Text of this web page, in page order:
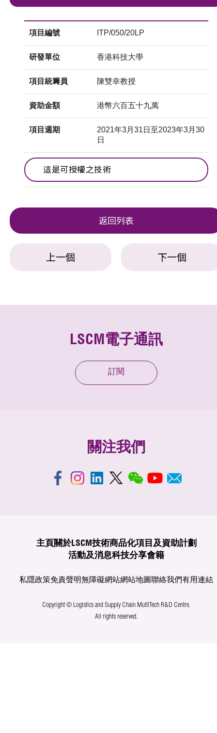
項目編號 ITP/050/20LP
研發單位 香港科技大學
項目統籌員 陳雙幸教授
資助金額 港幣六百五十九萬
項目週期
2021年3月31日至2023年3月30
日
這是可授權之技術
返回列表
上一個 下一個
LSCM電子通訊
訂閱
關注我們
主頁 關於LSCM技術商品化項目及資助計劃
活動及消息科技分享會籍
私隱政策免責聲明無障礙網站網站地圖聯絡我們有用連結
Copyright © Logistics and Supply Chain MultiTech R&D Centre.
All rights reserved.